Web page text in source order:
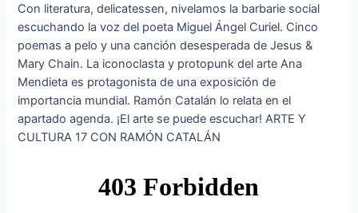
Con literatura, delicatessen, nivelamos la barbarie social
escuchando la voz del poeta Miguel Ángel Curiel. Cinco
poemas a pelo y una canción desesperada de Jesus &
Mary Chain. La iconoclasta y protopunk del arte Ana
Mendieta es protagonista de una exposición de
importancia mundial. Ramón Catalán lo relata en el
apartado agenda. ¡El arte se puede escuchar! ARTE Y
CULTURA 17 CON RAMÓN CATALÁN